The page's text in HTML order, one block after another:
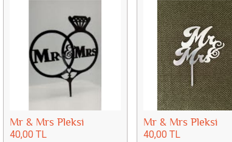
Mr & Mrs Pleksi
40,00 TL
Mr & Mrs Pleksi
40,00 TL